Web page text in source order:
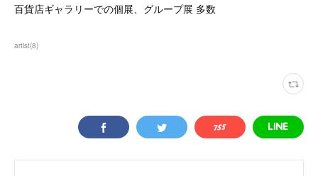
百貨店ギャラリーでの個展、グループ展 多数
artist(8)